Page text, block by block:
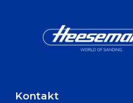
Kontakt